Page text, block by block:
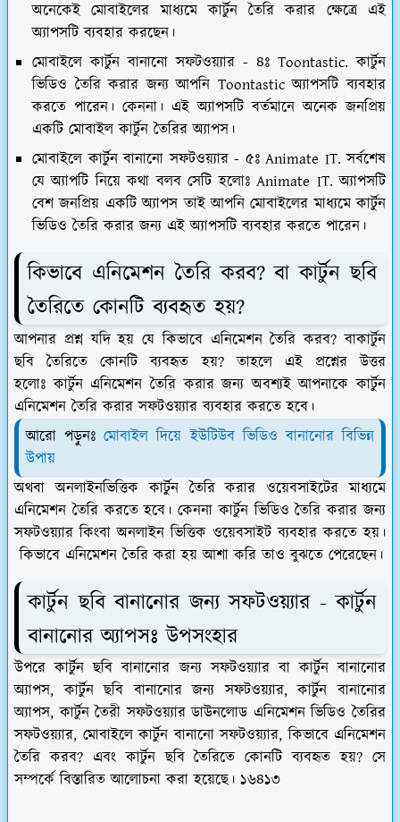
অনেকেই মোবাইলের মাধ্যমে কার্টুন তৈরি করার ক্ষেত্রে এই
অ্যাপসটি ব্যবহার করছেন।
মোবাইলে কার্টুন বানানো সফটওয়্যার - ৪ঃ Toontastic. কার্টুন
ভিডিও তৈরি করার জন্য আপনি Toontastic অ্যাপসটি ব্যবহার
করতে পারেন। কেননা। এই অ্যাপসটি বর্তমানে অনেক জনপ্রিয়
একটি মোবাইল কার্টুন তৈরির অ্যাপস।
মোবাইলে কার্টুন বানানো সফটওয়্যার - ৫ঃ Animate IT. সর্বশেষ
যে অ্যাপটি নিয়ে কথা বলব সেটি হলোঃ Animate IT. অ্যাপসটি
বেশ জনপ্রিয় একটি অ্যাপস তাই আপনি মোবাইলের মাধ্যমে কার্টুন
ভিডিও তৈরি করার জন্য এই অ্যাপসটি ব্যবহার করতে পারেন।
কিভাবে এনিমেশন তৈরি করব? বা কার্টুন ছবি
তৈরিতে কোনটি ব্যবহৃত হয়?
আপনার প্রশ্ন যদি হয় যে কিভাবে এনিমেশন তৈরি করব? বাকার্টুন
ছবি তৈরিতে কোনটি ব্যবহৃত হয়? তাহলে এই প্রশ্নের উত্তর
হলোঃ কার্টুন এনিমেশন তৈরি করার জন্য অবশ্যই আপনাকে কার্টুন
এনিমেশন তৈরি করার সফটওয়্যার ব্যবহার করতে হবে।
আরো পড়ুনঃমোবাইল দিয়ে ইউটিউব ভিডিও বানানোর বিভিন্ন
উপায়
অথবা অনলাইনভিত্তিক কার্টুন তৈরি করার ওয়েবসাইটের মাধ্যমে
এনিমেশন তৈরি করতে হবে। কেননা কার্টুন ভিডিও তৈরি করার জন্য
সফটওয়্যার কিংবা অনলাইন ভিত্তিক ওয়েবসাইট ব্যবহার করতে হয়।
কিভাবে এনিমেশন তৈরি করা হয় আশা করি তাও বুঝতে পেরেছেন।
কার্টুন ছবি বানানোর জন্য সফটওয়্যার - কার্টুন
বানানোর অ্যাপসঃ উপসংহার
উপরে কার্টুন ছবি বানানোর জন্য সফটওয়্যার বা কার্টুন বানানোর
অ্যাপস, কার্টুন ছবি বানানোর জন্য সফটওয়্যার, কার্টুন বানানোর
অ্যাপস, কার্টুন তৈরী সফটওয়্যার ডাউনলোড এনিমেশন ভিডিও তৈরির
সফটওয়্যার, মোবাইলে কার্টুন বানানো সফটওয়্যার, কিভাবে এনিমেশন
তৈরি করব? এবং কার্টুন ছবি তৈরিতে কোনটি ব্যবহৃত হয়? সে
সম্পর্কে বিস্তারিত আলোচনা করা হয়েছে। ১৬৪১৩